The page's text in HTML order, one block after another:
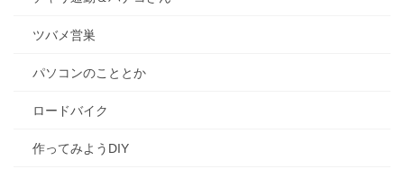
ツバメ営巣
パソコンのこととか
ロードバイク
作ってみようDIY